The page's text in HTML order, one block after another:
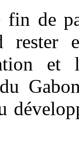
fin de
rester
et